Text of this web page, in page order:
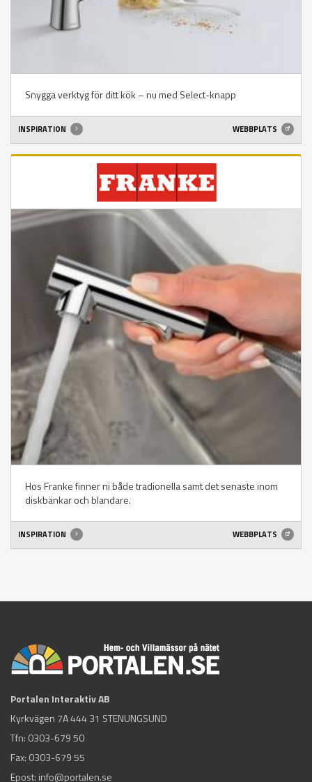
Snygga verktyg för ditt kök – nu med Select-knapp
INSPIRATION WEBBPLATS
Hos Franke finner ni både tradionella samt det senaste inom
diskbänkar och blandare.
INSPIRATION WEBBPLATS
Portalen Interaktiv AB
Kyrkvägen 7A 444 31 STENUNGSUND
Tfn: 0303-679 50
Fax: 0303-679 55
Epost: info@portalen.se